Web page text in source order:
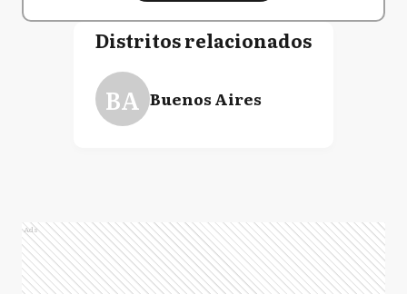
Distritos relacionados
BA Buenos Aires
Ads